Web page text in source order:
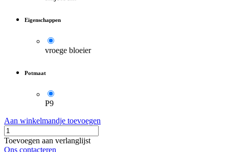
Eigenschappen
vroege bloeier
Potmaat
P9
Aan winkelmandje toevoegen
Toevoegen aan verlanglijst
Ons contacteren